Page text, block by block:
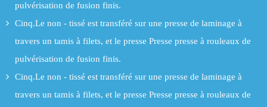
pulvérisation de fusion finis.
Cinq.Le non - tissé est transféré sur une presse de laminage à
travers un tamis à filets, et le presse Presse presse à rouleaux de
pulvérisation de fusion finis.
Cinq.Le non - tissé est transféré sur une presse de laminage à
travers un tamis à filets, et le presse Presse presse à rouleaux de